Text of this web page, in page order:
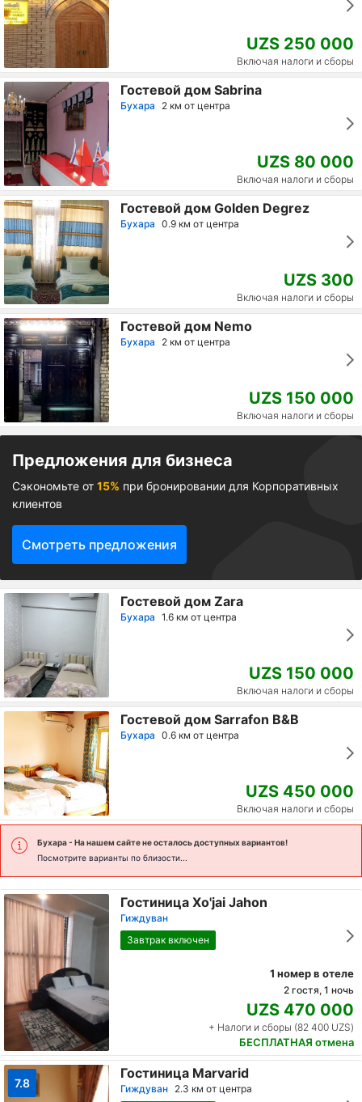
UZS 250 000
Включая налоги и сборы
Гостевой дом Sabrina
Бухара 2 км от центра
UZS 80 000
Включая налоги и сборы
Гостевой дом Golden Degrez
Бухара 0.9 км от центра
UZS 300
Включая налоги и сборы
Гостевой дом Nemo
Бухара 2 км от центра
UZS 150 000
Включая налоги и сборы
Предложения для бизнеса
Сэкономьте от 15% при бронировании для Корпоративных
клиентов
Смотреть предложения
Гостевой дом Zara
Бухара 1.6 км от центра
UZS 150 000
Включая налоги и сборы
Гостевой дом Sarrafon B&B
Бухара 0.6 км от центра
UZS 450 000
Включая налоги и сборы
Бухара- На нашем сайте не осталось доступных вариантов!
Посмотрите варианты по близости...
Гостиница Xo'jai Jahon
Гиждуван
Завтрак включен
1 номер в отеле
2 гостя, 1 ночь
UZS 470 000
+ Налоги и сборы (82 400 UZS)
БЕСПЛАТНАЯ отмена
7.8
Гостиница Marvarid
Гиждуван 2.3 км от центра